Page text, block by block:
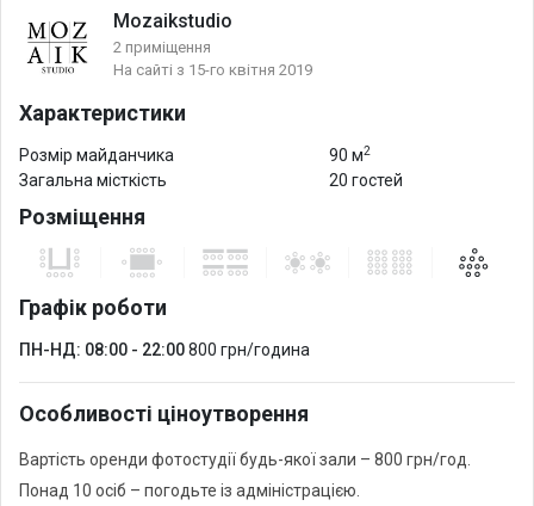
Mozaikstudio
2 приміщення
На сайті з 15-го квітня 2019
Характеристики
Розмір майданчика 90 м2
Загальна місткість 20 гостей
Розміщення
Графік роботи
ПН-НД: 08:00 - 22:00800 грн/година
Особливості ціноутворення
Вартість оренди фотостудії будь-якої зали – 800 грн/год.
Понад 10 осіб – погодьте із адміністрацією.